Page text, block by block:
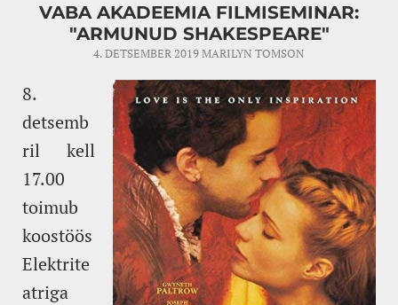
VABA AKADEEMIA FILMISEMINAR:
"ARMUNUD SHAKESPEARE"
4. DETSEMBER 2019MARILYN TOMSON
8.
detsemb
ril kell
17.00
toimub
koostöös
Elektrite
atriga